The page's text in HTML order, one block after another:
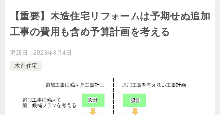
【重要】木造住宅リフォームは予期せぬ追加
工事の費用も含め予算計画を考える
更新日： 2023年8月4日
木造住宅